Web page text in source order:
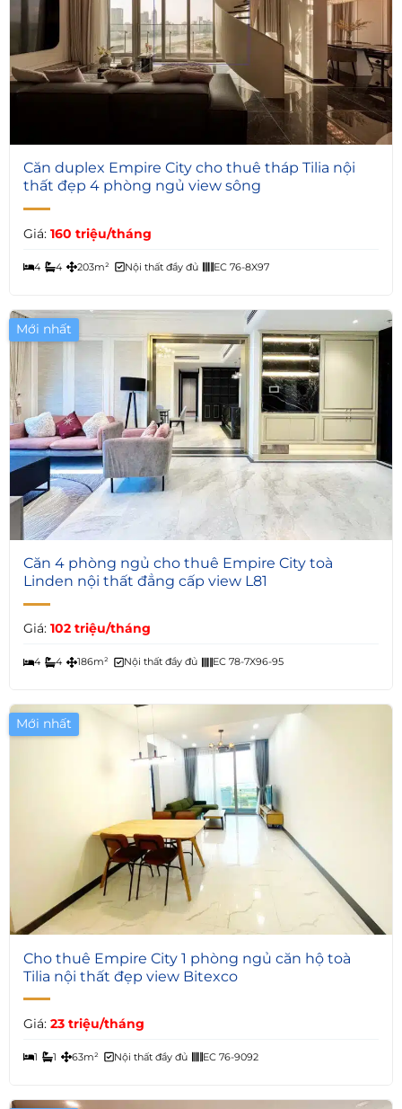
7
Căn duplex Empire City cho thuê tháp Tilia nội
thất đẹp 4 phòng ngủ view sông
Giá: 160 triệu/tháng
4 4 203m² Nội thất đầy đủ EC 76-8X97
Mới nhất
9
Căn 4 phòng ngủ cho thuê Empire City toà
Linden nội thất đẳng cấp view L81
Giá: 102 triệu/tháng
4 4 186m² Nội thất đầy đủ EC 78-7X96-95
Mới nhất
6
Cho thuê Empire City 1 phòng ngủ căn hộ toà
Tilia nội thất đẹp view Bitexco
Giá: 23 triệu/tháng
1 1 63m² Nội thất đầy đủ EC 76-9092